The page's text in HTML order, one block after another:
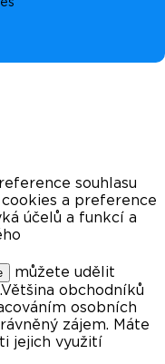
souhlasu
a preference
účelů a funkcí a
můžete udělit
obchodníků
osobních
zájem. Máte
jejich využití